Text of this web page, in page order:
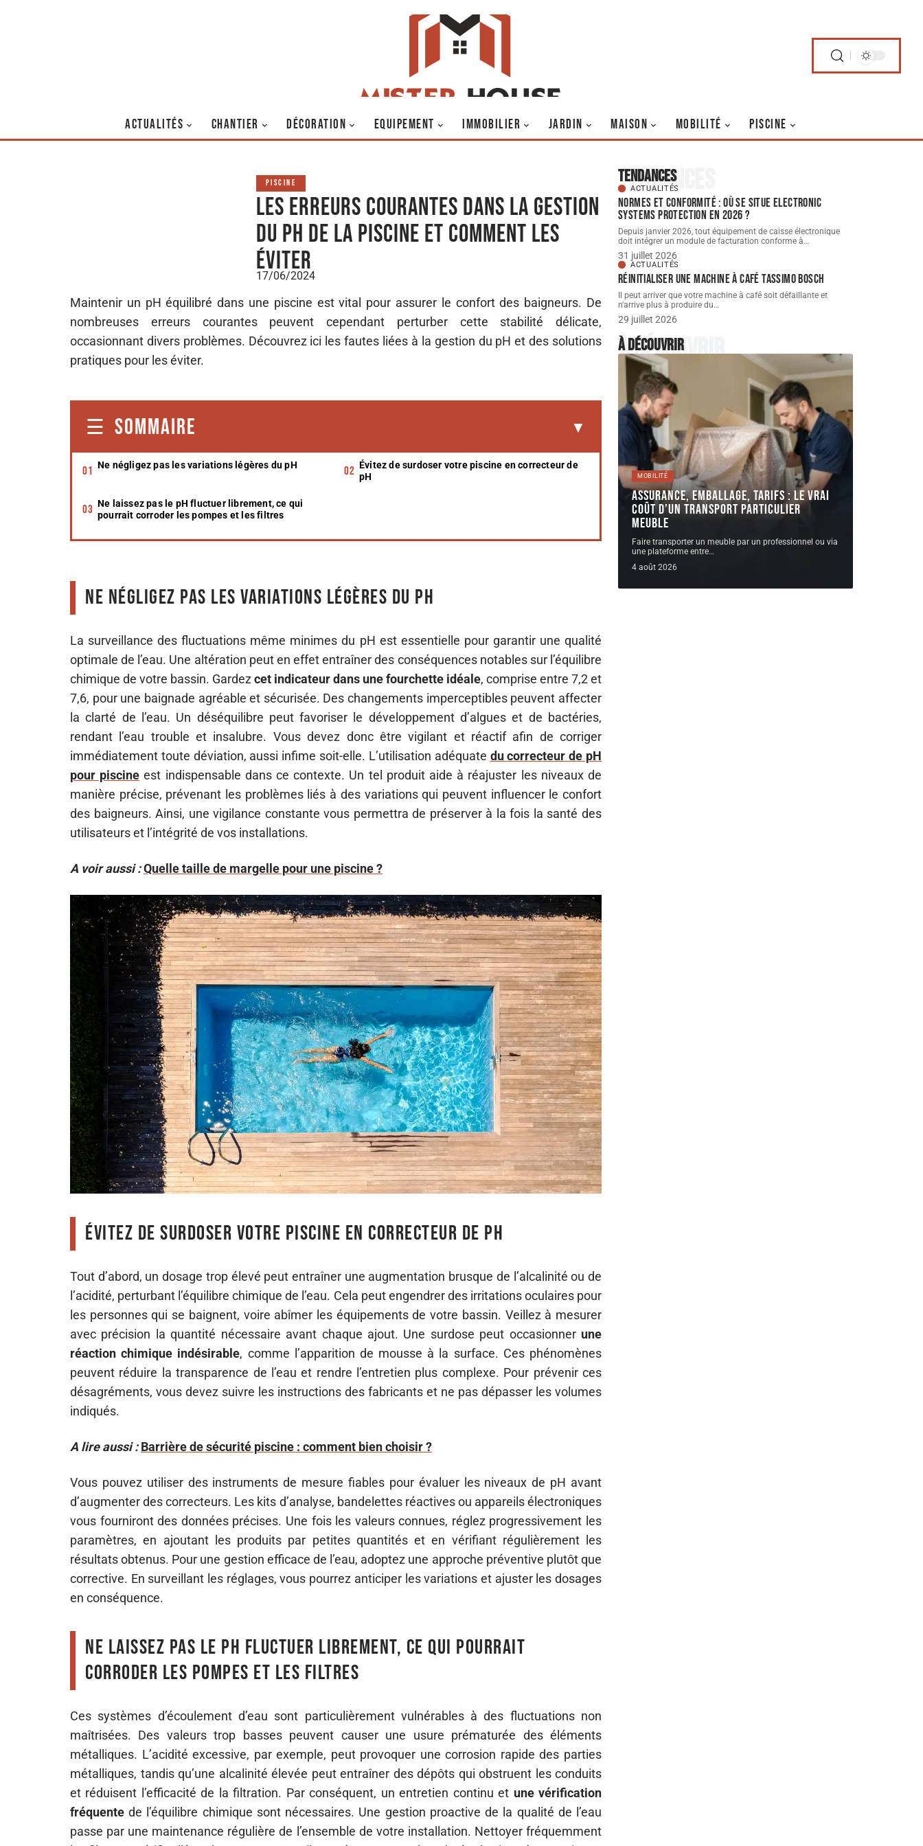
ACTUALITÉS CHANTIER DÉCORATION EQUIPEMENT IMMOBILIER JARDIN MAISON MOBILITÉ PISCINE
PISCINE
Les erreurs courantes dans la gestion
du pH de la piscine et comment les
éviter
17/06/2024
Maintenir un pH équilibré dans une piscine est vital pour assurer le confort des baigneurs. De
nombreuses erreurs courantes peuvent cependant perturber cette stabilité délicate,
occasionnant divers problèmes. Découvrez ici les fautes liées à la gestion du pH et des solutions
pratiques pour les éviter.
SOMMAIRE
Ne négligez pas les variations légères du pH
Évitez de surdoser votre piscine en correcteur de
pH
Ne laissez pas le pH fluctuer librement, ce qui
pourrait corroder les pompes et les filtres
Ne négligez pas les variations légères du pH
La surveillance des fluctuations même minimes du pH est essentielle pour garantir une qualité
optimale de l’eau. Une altération peut en effet entraîner des conséquences notables sur l’équilibre
chimique de votre bassin. Gardezcet indicateur dans une fourchette idéale, comprise entre 7,2 et
7,6, pour une baignade agréable et sécurisée. Des changements imperceptibles peuvent affecter
la clarté de l’eau. Un déséquilibre peut favoriser le développement d’algues et de bactéries,
rendant l’eau trouble et insalubre. Vous devez donc être vigilant et réactif afin de corriger
immédiatement toute déviation, aussi infime soit-elle. L’utilisation adéquate du correcteur de pH
pour piscine est indispensable dans ce contexte. Un tel produit aide à réajuster les niveaux de
manière précise, prévenant les problèmes liés à des variations qui peuvent influencer le confort
des baigneurs. Ainsi, une vigilance constante vous permettra de préserver à la fois la santé des
utilisateurs et l’intégrité de vos installations.
A voir aussi :Quelle taille de margelle pour une piscine ?
Évitez de surdoser votre piscine en correcteur de pH
Tout d’abord, un dosage trop élevé peut entraîner une augmentation brusque de l’alcalinité ou de
l’acidité, perturbant l’équilibre chimique de l’eau. Cela peut engendrer des irritations oculaires pour
les personnes qui se baignent, voire abîmer les équipements de votre bassin. Veillez à mesurer
avec précision la quantité nécessaire avant chaque ajout. Une surdose peut occasionner une
réaction chimique indésirable, comme l’apparition de mousse à la surface. Ces phénomènes
peuvent réduire la transparence de l’eau et rendre l’entretien plus complexe. Pour prévenir ces
désagréments, vous devez suivre les instructions des fabricants et ne pas dépasser les volumes
indiqués.
A lire aussi : Barrière de sécurité piscine : comment bien choisir ?
Vous pouvez utiliser des instruments de mesure fiables pour évaluer les niveaux de pH avant
d’augmenter des correcteurs. Les kits d’analyse, bandelettes réactives ou appareils électroniques
vous fourniront des données précises. Une fois les valeurs connues, réglez progressivement les
paramètres, en ajoutant les produits par petites quantités et en vérifiant régulièrement les
résultats obtenus. Pour une gestion efficace de l’eau, adoptez une approche préventive plutôt que
corrective. En surveillant les réglages, vous pourrez anticiper les variations et ajuster les dosages
en conséquence.
Ne laissez pas le pH fluctuer librement, ce qui pourrait
corroder les pompes et les filtres
Ces systèmes d’écoulement d’eau sont particulièrement vulnérables à des fluctuations non
maîtrisées. Des valeurs trop basses peuvent causer une usure prématurée des éléments
métalliques. L’acidité excessive, par exemple, peut provoquer une corrosion rapide des parties
métalliques, tandis qu’une alcalinité élevée peut entraîner des dépôts qui obstruent les conduits
et réduisent l’efficacité de la filtration. Par conséquent, un entretien continu et une vérification
fréquentede l’équilibre chimique sont nécessaires. Une gestion proactive de la qualité de l’eau
passe par une maintenance régulière de l’ensemble de votre installation. Nettoyer fréquemment
Tendances
Tendances
ACTUALITÉS
Normes et conformité : où se situe Electronic
Systems Protection en 2026 ?
Depuis janvier 2026, tout équipement de caisse électronique
doit intégrer un module de facturation conforme à…
31 juillet 2026
ACTUALITÉS
Réinitialiser une machine à café Tassimo Bosch
Il peut arriver que votre machine à café soit défaillante et
n'arrive plus à produire du…
29 juillet 2026
À découvrir
À découvrir
MOBILITÉ
Assurance, emballage, tarifs : le vrai
coût d’un Transport Particulier
meuble
Faire transporter un meuble par un professionnel ou via
une plateforme entre…
4 août 2026